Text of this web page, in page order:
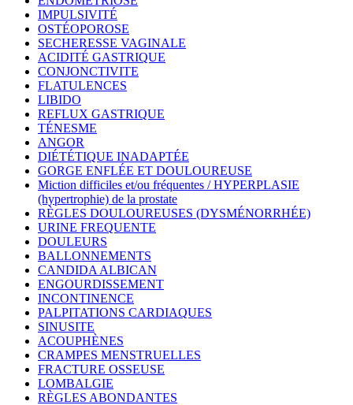
IMPULSIVITÉ
OSTÉOPOROSE
SECHERESSE VAGINALE
ACIDITÉ GASTRIQUE
CONJONCTIVITE
FLATULENCES
LIBIDO
REFLUX GASTRIQUE
TÉNESME
ANGOR
DIÉTÉTIQUE INADAPTÉE
GORGE ENFLÉE ET DOULOUREUSE
Miction difficiles et/ou fréquentes / HYPERPLASIE
(hypertrophie) de la prostate
RÈGLES DOULOUREUSES (DYSMÉNORRHÉE)
URINE FREQUENTE
DOULEURS
BALLONNEMENTS
CANDIDA ALBICAN
ENGOURDISSEMENT
INCONTINENCE
PALPITATIONS CARDIAQUES
SINUSITE
ACOUPHÈNES
CRAMPES MENSTRUELLES
FRACTURE OSSEUSE
LOMBALGIE
RÈGLES ABONDANTES